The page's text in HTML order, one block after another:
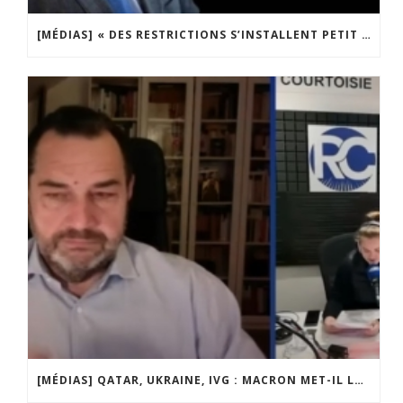
[MÉDIAS] « DES RESTRICTIONS S’INSTALLENT PETIT À PETIT DANS NOTRE PAYS » ENTRETIEN AVEC BOULEVARD VOLTAIRE
[MÉDIAS] QATAR, UKRAINE, IVG : MACRON MET-IL LA FRANCE EN DANGER ? JF POISSON INVITÉ DE LIGNE DROITE SUR RADIO COURTOISIE